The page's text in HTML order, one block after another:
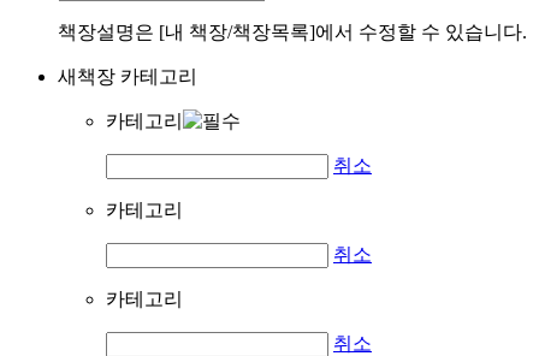
책장설명은 [내 책장/책장목록]에서 수정할 수 있습니다.
새책장 카테고리
카테고리
취소
카테고리
취소
카테고리
취소